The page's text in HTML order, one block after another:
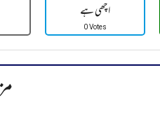
اچھی ہے
0 Votes